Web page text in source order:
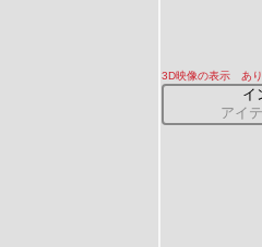
3D映像の表示 あり
イ
アイ